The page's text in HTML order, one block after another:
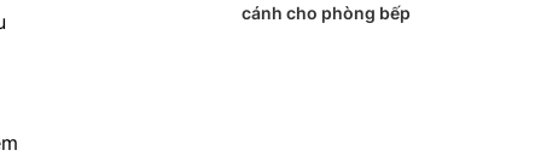
cánh cho phòng bếp